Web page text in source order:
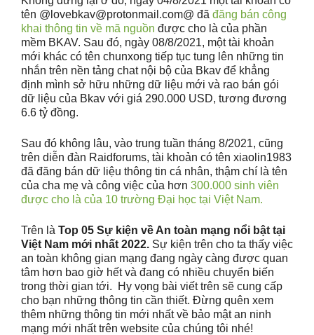
tên @lovebkav@protonmail.com@ đã đăng bán công
khai thông tin về mã nguồn được cho là của phần
mềm BKAV. Sau đó, ngày 08/8/2021, một tài khoản
mới khác có tên chunxong tiếp tục tung lên những tin
nhắn trên nền tảng chat nội bộ của Bkav để khẳng
định mình sở hữu những dữ liệu mới và rao bán gói
dữ liệu của Bkav với giá 290.000 USD, tương đương
6.6 tỷ đồng.
Sau đó không lâu, vào trung tuần tháng 8/2021, cũng
trên diễn đàn Raidforums, tài khoản có tên xiaolin1983
đã đăng bán dữ liệu thông tin cá nhân, thậm chí là tên
của cha mẹ và công việc của hơn 300.000 sinh viên
được cho là của 10 trường Đại học tại Việt Nam.
Trên là Top 05 Sự kiện về An toàn mạng nổi bật tại
Việt Nam mới nhất 2022. Sự kiện trên cho ta thấy việc
an toàn không gian mạng đang ngày càng được quan
tâm hơn bao giờ hết và đang có nhiều chuyển biến
trong thời gian tới.
Hy vọng bài viết trên sẽ cung cấp
cho bạn những thông tin cần thiết. Đừng quên xem
thêm những thông tin mới nhất về bảo mật an ninh
mạng mới nhất trên website của chúng tôi nhé!